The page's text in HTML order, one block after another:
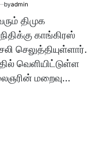
byadmin
திமுக
காங்கிரஸ்
செலுத்தியுள்ளார்.
வெளியிட்டுள்ள
மறைவு…